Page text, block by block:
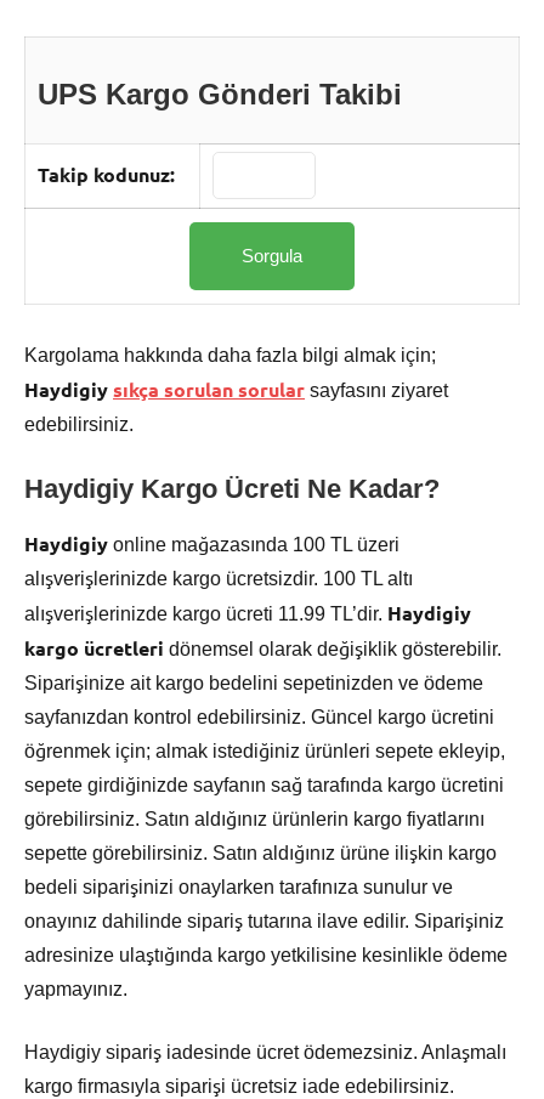
UPS Kargo Gönderi Takibi
Takip kodunuz:
Kargolama hakkında daha fazla bilgi almak için;
Haydigiysıkça sorulan sorular sayfasını ziyaret
edebilirsiniz.
Haydigiy Kargo Ücreti Ne Kadar?
Haydigiy online mağazasında 100 TL üzeri
alışverişlerinizde kargo ücretsizdir. 100 TL altı
alışverişlerinizde kargo ücreti 11.99 TL’dir. Haydigiy
kargo ücretleri dönemsel olarak değişiklik gösterebilir.
Siparişinize ait kargo bedelini sepetinizden ve ödeme
sayfanızdan kontrol edebilirsiniz. Güncel kargo ücretini
öğrenmek için; almak istediğiniz ürünleri sepete ekleyip,
sepete girdiğinizde sayfanın sağ tarafında kargo ücretini
görebilirsiniz. Satın aldığınız ürünlerin kargo fiyatlarını
sepette görebilirsiniz. Satın aldığınız ürüne ilişkin kargo
bedeli siparişinizi onaylarken tarafınıza sunulur ve
onayınız dahilinde sipariş tutarına ilave edilir. Siparişiniz
adresinize ulaştığında kargo yetkilisine kesinlikle ödeme
yapmayınız.
Haydigiy sipariş iadesinde ücret ödemezsiniz. Anlaşmalı
kargo firmasıyla siparişi ücretsiz iade edebilirsiniz.